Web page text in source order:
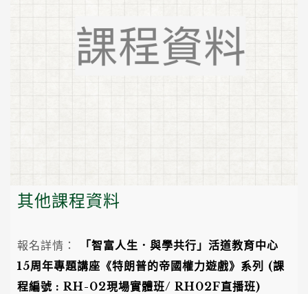
其他課程資料
報名詳情：
「智富人生．與學共行」活道教育中心
15周年專題講座 《特朗普的帝國權力遊戲》系列 (課
程編號 : RH-02現場實體班/ RH02F直播班)